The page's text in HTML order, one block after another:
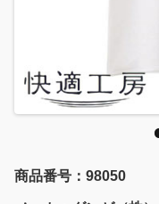
商品番号：98050